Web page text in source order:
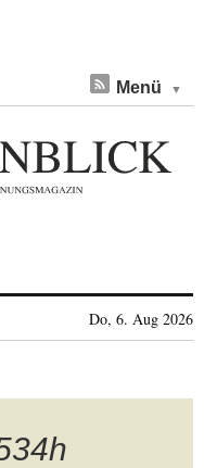
Menü
Do, 6. Aug 2026